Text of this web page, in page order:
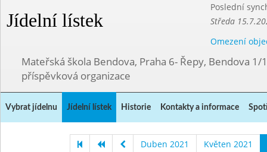
Jídelní lístek
Poslední
Středa
Omezení
Mateřská škola Bendova, Praha 6- Řepy, Bendova 1/
příspěvková organizace
Vybrat jídelnu Jídelní lístek Historie Kontakty a informace
Duben 2021 Květen 2021